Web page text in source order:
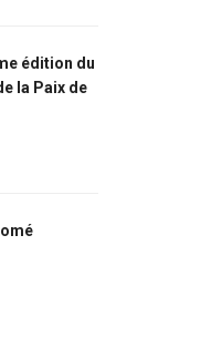
édition du
la Paix de